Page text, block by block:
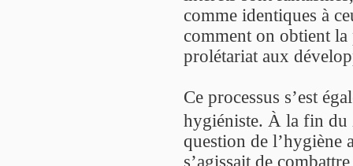
comme identiques à
comment on obtient la
prolétariat aux
Ce processus s’est
hygiéniste. À la fin
question de l’hygiène
s’agissait de